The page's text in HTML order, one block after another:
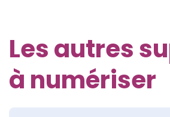
Les autres
à numériser